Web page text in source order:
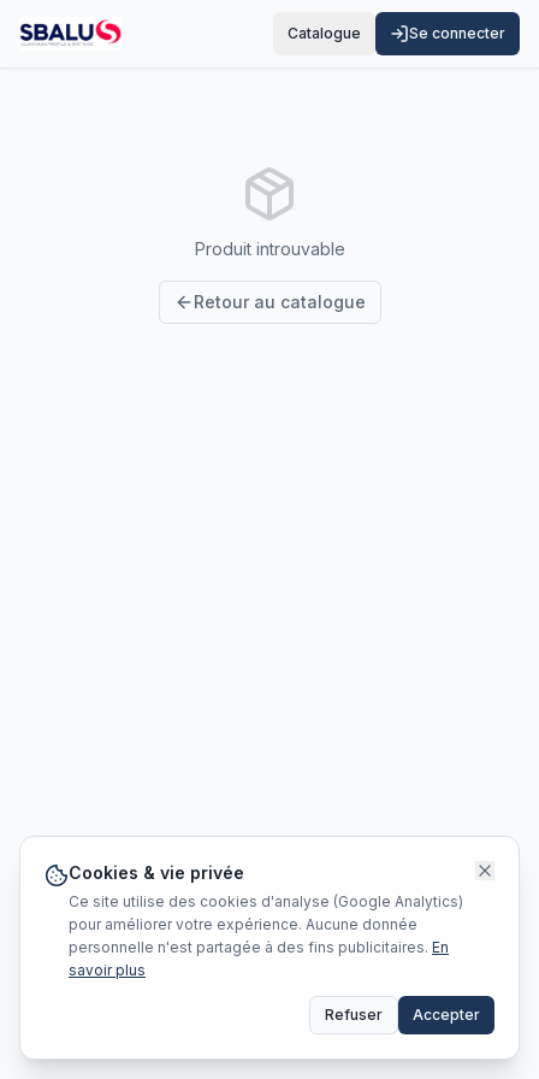
Catalogue Se connecter
Produit introuvable
Retour au catalogue
Cookies & vie privée
Ce site utilise des cookies d'analyse (Google Analytics)
pour améliorer votre expérience. Aucune donnée
personnelle n'est partagée à des fins publicitaires. En
savoir plus
Refuser Accepter